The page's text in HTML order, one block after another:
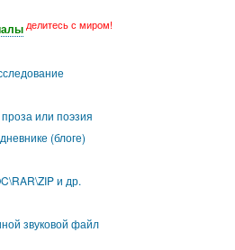
делитесь с миром!
или поэзия
(блоге)
и др.
звуковой файл